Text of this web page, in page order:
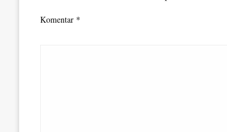
Komentar *